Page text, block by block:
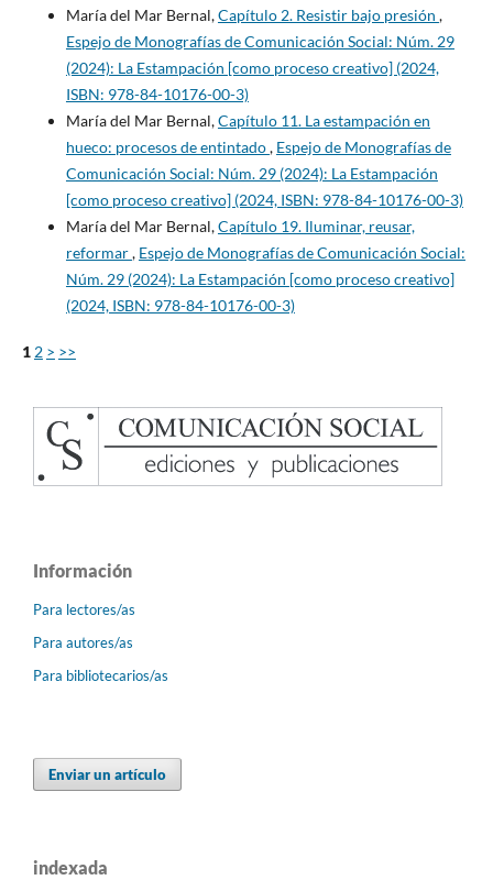
María del Mar Bernal,Capítulo 2. Resistir bajo presión ,
Espejo de Monografías de Comunicación Social: Núm. 29
(2024): La Estampación [como proceso creativo] (2024,
ISBN: 978-84-10176-00-3)
María del Mar Bernal,Capítulo 11. La estampación en
hueco: procesos de entintado, Espejo de Monografías de
Comunicación Social: Núm. 29 (2024): La Estampación
[como proceso creativo] (2024, ISBN: 978-84-10176-00-3)
María del Mar Bernal,Capítulo 19. Iluminar, reusar,
reformar, Espejo de Monografías de Comunicación Social:
Núm. 29 (2024): La Estampación [como proceso creativo]
(2024, ISBN: 978-84-10176-00-3)
1 2 > >>
Información
Para lectores/as
Para autores/as
Para bibliotecarios/as
Enviar un artículo
indexada